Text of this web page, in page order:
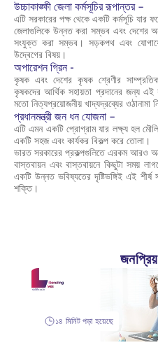
উচ্চাকাঙ্ক্ষী জেলা কর্মসূচির রূপান্তর –
এটি সরকারের পক্ষ থেকে একটি কর্মসূচি যার
জেলাগুলিকে উন্নত করা সম্ভব এবং দেশের
সংযুক্ত করা সম্ভব। সড়কপথ এবং
উদ্বেগের বিষয়।
অপারেশন গ্রিন -
কৃষক এবং দেশের কৃষক শ্রেণীর
কৃষকদের আর্থিক সহায়তা প্রদানের জন্য
মতো নিত্যপ্রয়োজনীয় খাদ্যদ্রব্যের ওঠানামা
প্রধানমন্ত্রী জন ধন যোজনা –
এটি এমন একটি প্রোগ্রাম যার লক্ষ্য হল
একটি সহজ এবং কার্যকর বিকল্প করে তোলা।
ভারত সরকারের প্রকল্পগুলিতে এরকম আরও
বাস্তবায়ন এবং বাস্তবায়নে কিছুটা সময়
একটি উন্নত ভবিষ্যতের দৃষ্টিভঙ্গিই এই শীর্ষ
শক্তি।
১৪ মিনিট পড়া হয়েছে